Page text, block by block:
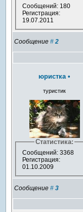
Сообщений: 180
Регистрация:
19.07.2011
Сообщение#2
юристка •
туристик
Статистика:
Сообщений: 3368
Регистрация:
01.10.2009
Сообщение#3